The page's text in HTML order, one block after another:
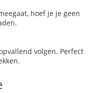
hoef je je geen
volgen. Perfect